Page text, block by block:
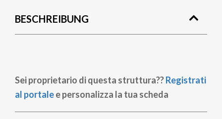
BESCHREIBUNG
Sei proprietario di questa struttura??Registrati
al portalee personalizza la tua scheda